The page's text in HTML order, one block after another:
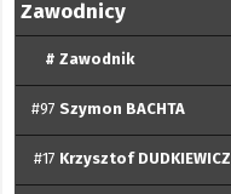
Zawodnicy
# Zawodnik
#97 Szymon BACHTA
#17 Krzysztof DUDKIEWICZ